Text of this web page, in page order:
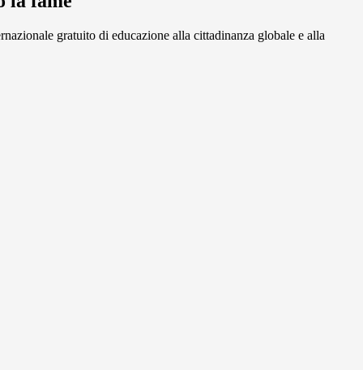
gratuito di educazione alla cittadinanza globale e alla